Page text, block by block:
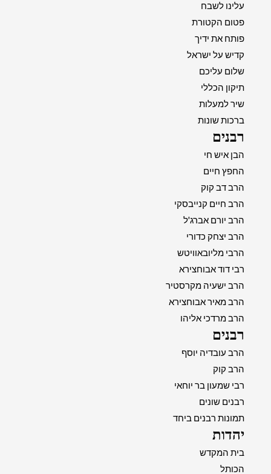
עלינו לשבח
פטום הקטורת
פותח את ידיך
קדיש על ישראל
שלום עליכם
תיקון הכללי
שיר למעלות
ברכות שונות
רבנים
הבן איש חי
החפץ חיים
הרב דב קוק
הרב חיים קנייבסקי
הרב יורם אברג'ל
הרב יצחק כדורי
הרבי מליובאוויטש
רבי דוד אבוחצירא
הרב ישעיה מקרסטיר
הרב מאיר אבוחצירא
הרב מרדכי אליהו
רבנים
הרב עובדיה יוסף
הרב קוק
רבי שמעון בר יוחאי
רבנים שונים
תמונות רבנים ביחד
יהדות
בית המקדש
הכותל